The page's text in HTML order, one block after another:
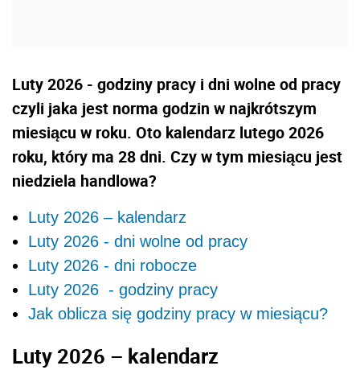
Luty 2026 - godziny pracy i dni wolne od pracy
czyli jaka jest norma godzin w najkrótszym
miesiącu w roku. Oto kalendarz lutego 2026
roku, który ma 28 dni. Czy w tym miesiącu jest
niedziela handlowa?
Luty 2026 – kalendarz
Luty 2026 - dni wolne od pracy
Luty 2026 - dni robocze
Luty 2026 - godziny pracy
Jak oblicza się godziny pracy w miesiącu?
Luty 2026 – kalendarz